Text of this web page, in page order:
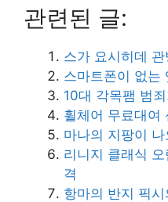
관련된 글:
스가 요시히데
스마트폰이 없는
10대 각목팸 범
휠체어 무료대여
마나의 지팡이
리니지 클래식
격
항마의 반지 픽